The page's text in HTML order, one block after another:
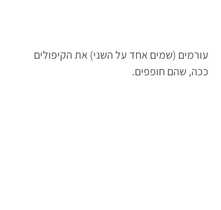
עורמים (שמים אחד על השני) את הקיפולים
ככה, שהם חופפים.